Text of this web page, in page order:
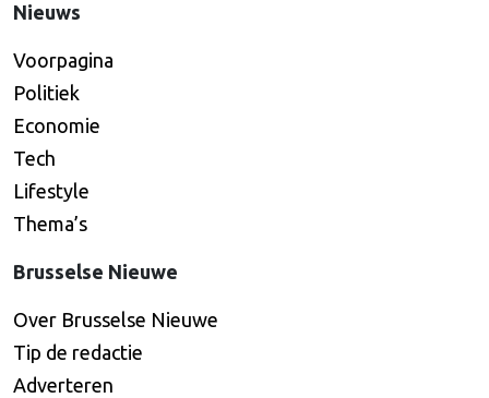
Nieuws
Voorpagina
Politiek
Economie
Tech
Lifestyle
Thema’s
Brusselse Nieuwe
Over Brusselse Nieuwe
Tip de redactie
Adverteren